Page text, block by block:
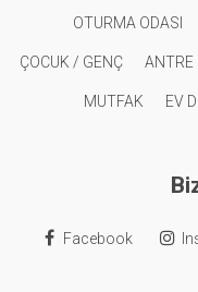
OTURMA ODASI
ÇOCUK / GENÇ ANTRE
MUTFAK EV
Facebook